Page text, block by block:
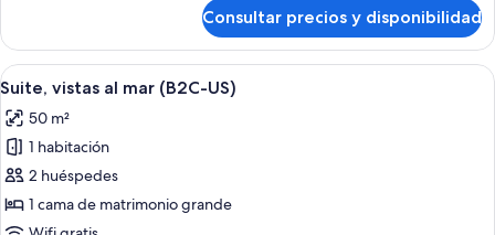
vistas
al
mar
Consultar precios y disponibilidad
Abrir
todas
las
fotos
de
Suite,
vistas
Una habitación de hotel con cama,
3
Suite, vistas al mar (B2C-US)
50 m²
1 habitación
2 huéspedes
1 cama de matrimonio grande